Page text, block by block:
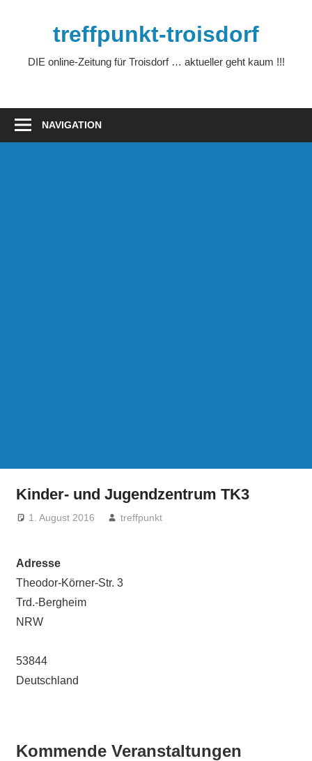
treffpunkt-troisdorf
DIE online-Zeitung für Troisdorf … aktueller geht kaum !!!
NAVIGATION
Kinder- und Jugendzentrum TK3
1. August 2016 treffpunkt
Adresse
Theodor-Körner-Str. 3
Trd.-Bergheim
NRW
53844
Deutschland
Kommende Veranstaltungen